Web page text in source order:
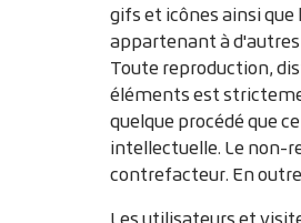
gifs et icônes ainsi
appartenant à
Toute reproduction,
éléments est
quelque procédé que
intellectuelle. Le non-
contrefacteur. En